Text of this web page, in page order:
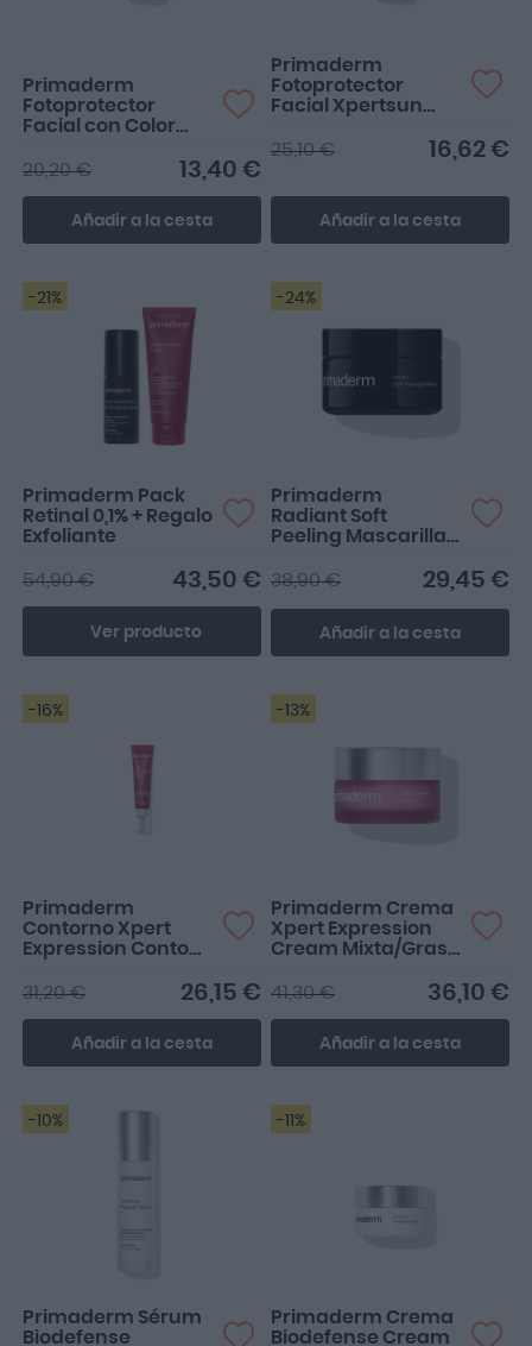
Primaderm
Fotoprotector
Facial con Color
SPF50+ Natural
13,40 €
20,20 €
Añadir a la cesta
Primaderm
Fotoprotector
Facial Xpertsun
Textura Rica
16,62 €
25,10 €
Añadir a la cesta
-21%
Primaderm Pack
Retinal 0,1% + Regalo
Exfoliante
43,50 €
54,90 €
Ver producto
-24%
Primaderm
Radiant Soft
Peeling Mascarilla
29,45 €
38,90 €
Añadir a la cesta
-16%
Primaderm
Contorno Xpert
Expression Contour
26,15 €
31,20 €
Añadir a la cesta
-13%
Primaderm Crema
Xpert Expression
Cream Mixta/Grasa
36,10 €
41,30 €
Añadir a la cesta
-10%
Primaderm Sérum
Biodefense
-11%
Primaderm Crema
Biodefense Cream